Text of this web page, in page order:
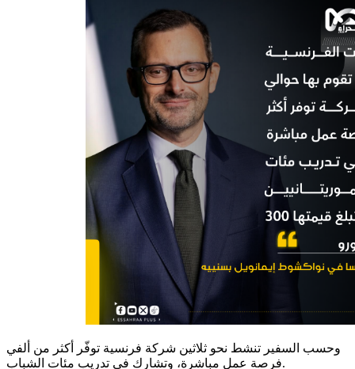
وحسب السفير تنشط نحو ثلاثين شركة فرنسية توفّر أكثر من ألفي
فرصة عمل مباشرة، وتشارك في تدريب مئات الشباب.